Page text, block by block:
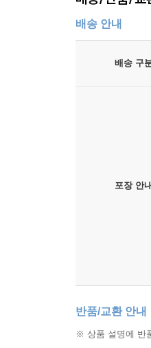
배송 안내
배송 구
포장 안내
반품/교환 안내
※ 상품 설명에 반